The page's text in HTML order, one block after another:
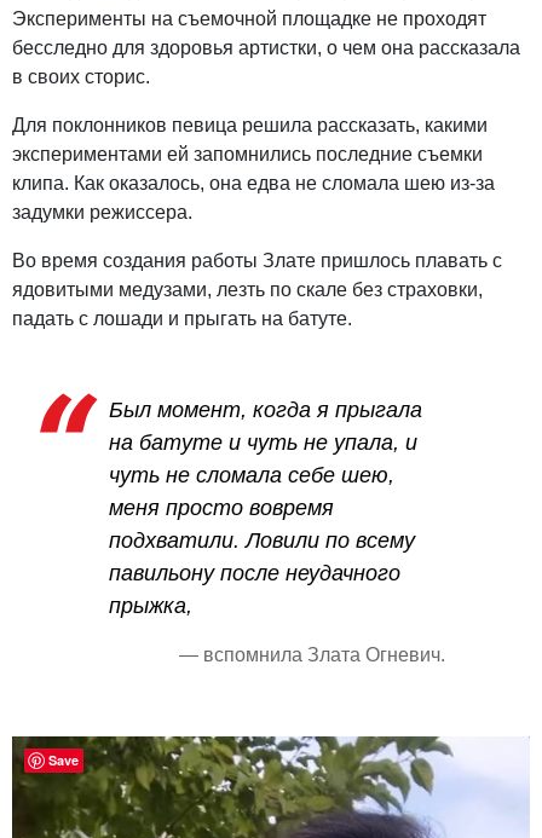
Эксперименты на съемочной площадке не проходят
бесследно для здоровья артистки, о чем она рассказала
в своих сторис.
Для поклонников певица решила рассказать, какими
экспериментами ей запомнились последние съемки
клипа. Как оказалось, она едва не сломала шею из-за
задумки режиссера.
Во время создания работы Злате пришлось плавать с
ядовитыми медузами, лезть по скале без страховки,
падать с лошади и прыгать на батуте.
Был момент, когда я прыгала
на батуте и чуть не упала, и
чуть не сломала себе шею,
меня просто вовремя
подхватили. Ловили по всему
павильону после неудачного
прыжка,
— вспомнила Злата Огневич.
Save